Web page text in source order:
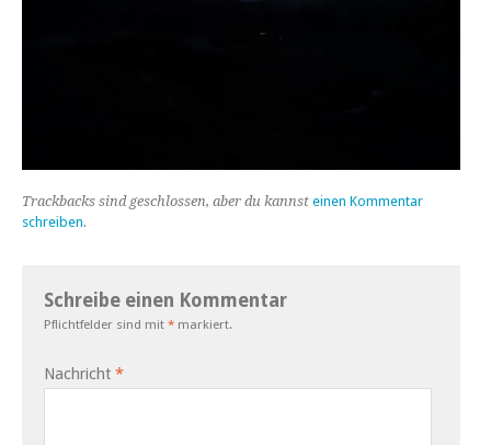
Trackbacks sind geschlossen, aber du kannst einen Kommentar
schreiben.
Schreibe einen Kommentar
Pflichtfelder sind mit * markiert.
Nachricht *